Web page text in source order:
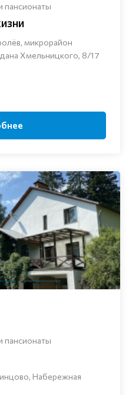
пансионаты
микрорайон
Хмельницкого, 8/17
пансионаты
Набережная